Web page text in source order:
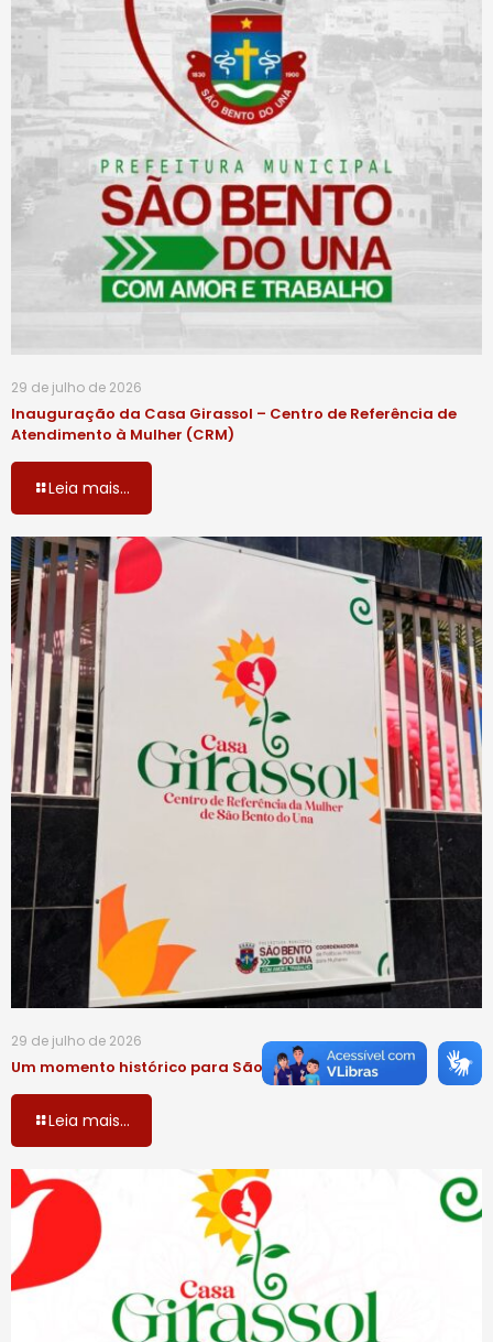
29 de julho de 2026
Inauguração da Casa Girassol – Centro de Referência de
Atendimento à Mulher (CRM)
Leia mais...
29 de julho de 2026
Um momento histórico para São Bento do Una!
Leia mais...